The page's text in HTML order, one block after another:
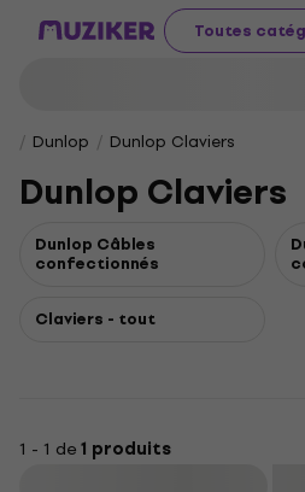
Toutes
Dunlop Dunlop Claviers
Dunlop Claviers
Dunlop Câbles
confectionnés
Claviers - tout
1 - 1 de1 produits